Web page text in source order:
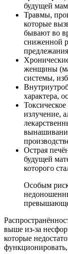
будущей
Травмы,
которые
бывают во
сниженной
женщины
системы,
характера,
излучение,
Острая
будущей
которого
Особым
выше из-за
которые
функционировать,